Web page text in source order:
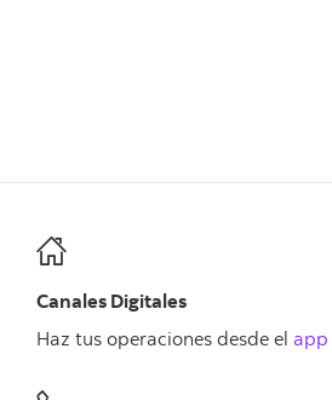
Canales Digitales
Haz tus operaciones desde el app